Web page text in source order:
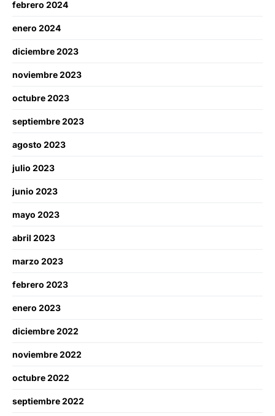
febrero 2024
enero 2024
diciembre 2023
noviembre 2023
octubre 2023
septiembre 2023
agosto 2023
julio 2023
junio 2023
mayo 2023
abril 2023
marzo 2023
febrero 2023
enero 2023
diciembre 2022
noviembre 2022
octubre 2022
septiembre 2022